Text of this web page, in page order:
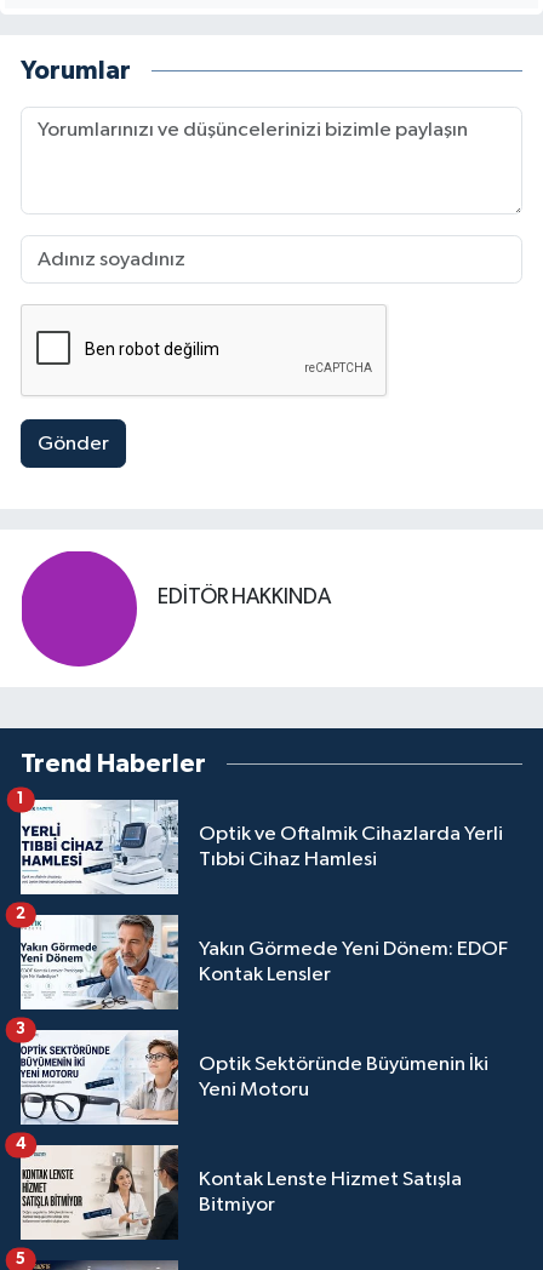
Yorumlar
Gönder
EDITÖR HAKKINDA
Trend Haberler
Optik ve Oftalmik Cihazlarda Yerli
Tıbbi Cihaz Hamlesi
1
Yakın Görmede Yeni Dönem: EDOF
Kontak Lensler
2
Optik Sektöründe Büyümenin İki
Yeni Motoru
3
Kontak Lenste Hizmet Satışla
Bitmiyor
4
5